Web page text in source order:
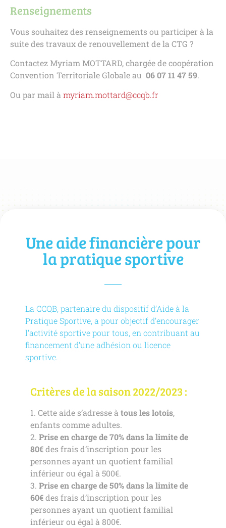
Renseignements
Vous souhaitez des renseignements ou participer à la
suite des travaux de renouvellement de la CTG ?
Contactez Myriam MOTTARD, chargée de coopération
Convention Territoriale Globale au 06 07 11 47 59.
Ou par mail à myriam.mottard@ccqb.fr
Une aide financière pour
la pratique sportive
La CCQB, partenaire du dispositif d’Aide à la
Pratique Sportive, a pour objectif d’encourager
l’activité sportive pour tous, en contribuant au
financement d’une adhésion ou licence
sportive.
Critères de la saison 2022/2023 :
1. Cette aide s’adresse àtous les lotois,
enfants comme adultes.
2. Prise en charge de 70% dans la limite de
80€des frais d’inscription pour les
personnes ayant un quotient familial
inférieur ou égal à 500€.
3. Prise en charge de 50% dans la limite de
60€des frais d’inscription pour les
personnes ayant un quotient familial
inférieur ou égal à 800€.